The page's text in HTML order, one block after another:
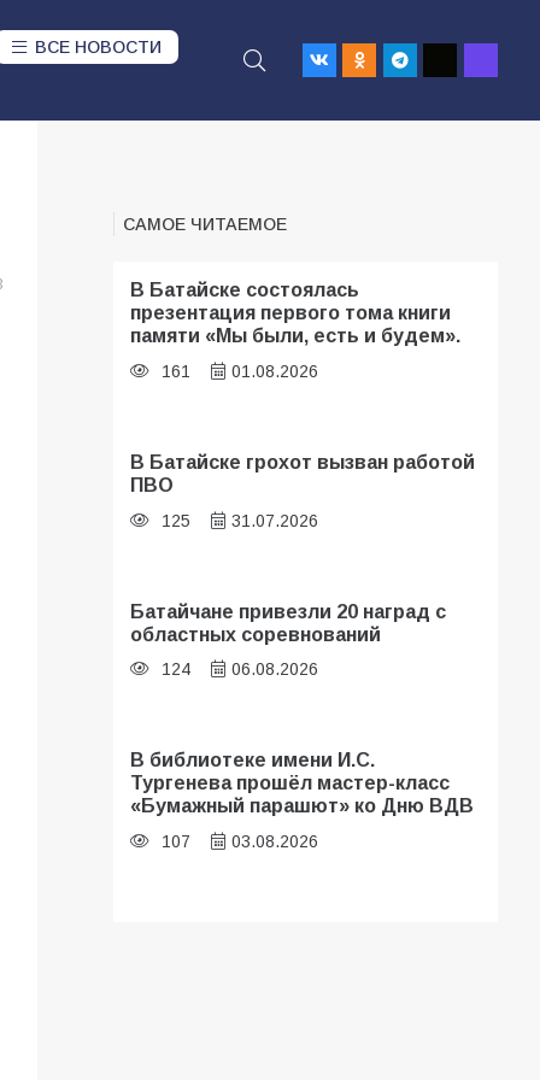
ВСЕ НОВОСТИ
САМОЕ ЧИТАЕМОЕ
В Батайске состоялась
презентация первого тома книги
памяти «Мы были, есть и будем».
161 01.08.2026
В Батайске грохот вызван работой
ПВО
125 31.07.2026
Батайчане привезли 20 наград с
областных соревнований
124 06.08.2026
В библиотеке имени И.С.
Тургенева прошёл мастер-класс
«Бумажный парашют» ко Дню ВДВ
107 03.08.2026